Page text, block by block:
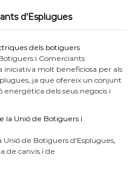
d’Esplugues
dels botiguers
i Comerciants
iniciativa molt beneficiosa per als
ja que ofereix un conjunt
dels seus negocis i
la Unió de Botiguers i
de Botiguers d'Esplugues,
de canvis i de